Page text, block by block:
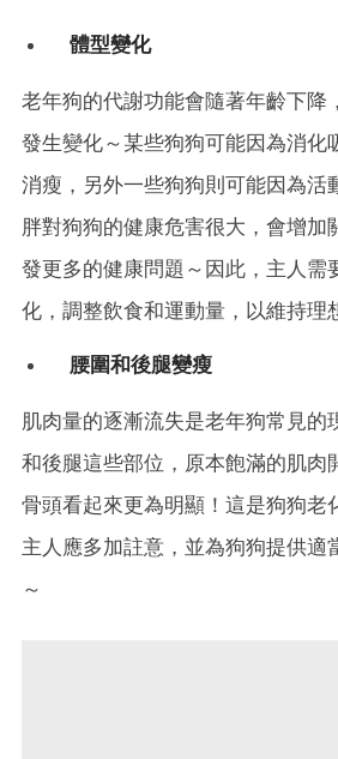
體型變化
老年狗的代謝功能會隨著年齡下降
發生變化～某些狗狗可能因為消化
消瘦，另外一些狗狗則可能因為活
胖對狗狗的健康危害很大，會增加
發更多的健康問題～因此，主人需
化，調整飲食和運動量，以維持理
腰圍和後腿變瘦
肌肉量的逐漸流失是老年狗常見的
和後腿這些部位，原本飽滿的肌肉
骨頭看起來更為明顯！這是狗狗老
主人應多加註意，並為狗狗提供適
～